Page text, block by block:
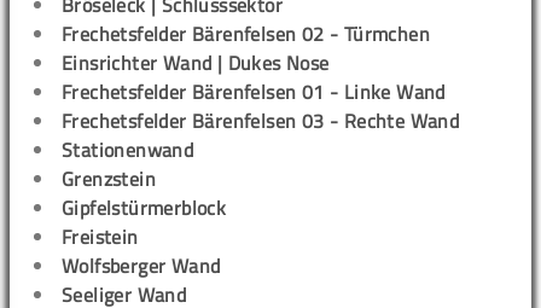
Frechetsfelder Bärenfelsen 02 - Türmchen
Einsrichter Wand | Dukes Nose
Frechetsfelder Bärenfelsen 01 - Linke Wand
Frechetsfelder Bärenfelsen 03 - Rechte Wand
Stationenwand
Grenzstein
Gipfelstürmerblock
Freistein
Wolfsberger Wand
Seeliger Wand